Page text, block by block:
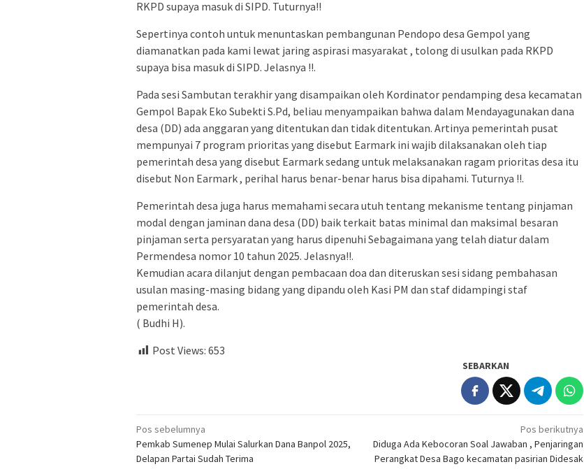
RKPD supaya masuk di SIPD. Tuturnya!!
Sepertinya contoh untuk menuntaskan pembangunan Pendopo desa Gempol yang
diamanatkan pada kami lewat jaring aspirasi masyarakat , tolong di usulkan pada RKPD
supaya bisa masuk di SIPD. Jelasnya !!.
Pada sesi Sambutan terakhir yang disampaikan oleh Kordinator pendamping desa kecamatan
Gempol Bapak Eko Subekti S.Pd, beliau menyampaikan bahwa dalam Mendayagunakan dana
desa (DD) ada anggaran yang ditentukan dan tidak ditentukan. Artinya pemerintah pusat
mempunyai 7 program prioritas yang disebut Earmark ini wajib dilaksanakan oleh tiap
pemerintah desa yang disebut Earmark sedang untuk melaksanakan ragam prioritas desa itu
disebut Non Earmark , perihal harus benar-benar harus bisa dipahami. Tuturnya !!.
Pemerintah desa juga harus memahami secara utuh tentang mekanisme tentang pinjaman
modal dengan jaminan dana desa (DD) baik terkait batas minimal dan maksimal besaran
pinjaman serta persyaratan yang harus dipenuhi Sebagaimana yang telah diatur dalam
Permendesa nomor 10 tahun 2025. Jelasnya!!.
Kemudian acara dilanjut dengan pembacaan doa dan diteruskan sesi sidang pembahasan
usulan masing-masing bidang yang dipandu oleh Kasi PM dan staf didampingi staf
pemerintah desa.
( Budhi H).
Post Views: 653
SEBARKAN
Navigasi
pos
Pos sebelumnya
Pemkab Sumenep Mulai Salurkan Dana Banpol 2025,
Delapan Partai Sudah Terima
Pos berikutnya
Diduga Ada Kebocoran Soal Jawaban , Penjaringan
Perangkat Desa Bago kecamatan pasirian Didesak